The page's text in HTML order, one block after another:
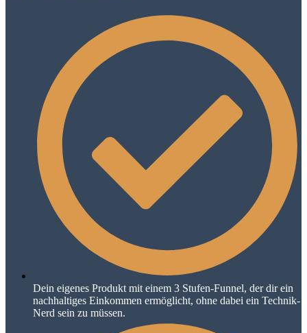
Dein eigenes Produkt mit einem 3 Stufen-Funnel, der dir ein
nachhaltiges Einkommen ermöglicht, ohne dabei ein Technik-
Nerd sein zu müssen.